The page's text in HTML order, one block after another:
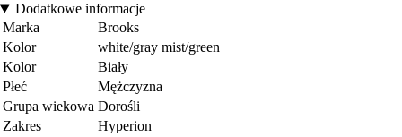
Dodatkowe informacje
Marka
Brooks
Kolor
white/gray mist/green
Kolor
Biały
Płeć
Mężczyzna
Grupa wiekowa Dorośli
Zakres
Hyperion